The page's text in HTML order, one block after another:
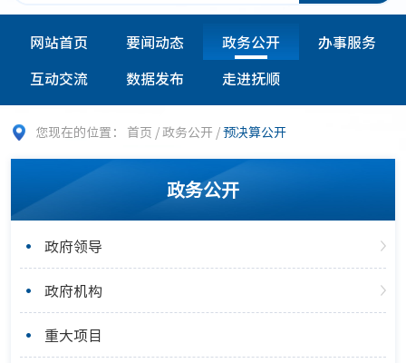
网站首页 要闻动态 政务公开
办事服务
互动交流
数据发布 走进抚顺
您现在的位置： 首页 /政务公开 /预决算公开
政务公开
政府领导
政府机构
重大项目